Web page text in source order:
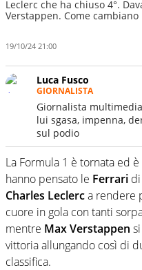
Leclerc che ha chiuso 4°.
Verstappen. Come
19/10/24 21:00
Luca Fusco
GIORNALISTA
Giornalista
lui sgasa, impenna,
sul podio
La Formula 1 è tornata ed
hanno pensato le Ferrari
Charles Leclerca rendere
cuore in gola con tanti
mentre Max Verstappen
vittoria allungando così di
classifica.